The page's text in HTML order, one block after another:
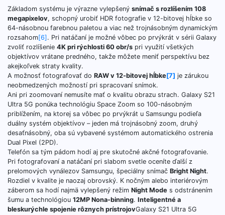
Základom systému je výrazne vylepšený snímač s rozlíšením 108
megapixelov, schopný urobiť HDR fotografie v 12-bitovej hĺbke so
64-násobnou farebnou paletou a viac než trojnásobným dynamickým
rozsahom[6] . Pri natáčaní je možné vôbec po prvýkrát v sérii Galaxy
zvoliť rozlíšenie 4K pri rýchlosti 60 obr/s pri využití všetkých
objektívov vrátane predného, ​​takže môžete meniť perspektívu bez
akejkoľvek straty kvality.
A možnosť fotografovať do RAW v 12-bitovej hĺbke[7] je zárukou
neobmedzených možností pri spracovaní snímok.
Ani pri zoomovaní nemusíte mať o kvalitu obrazu strach. Galaxy S21
Ultra 5G ponúka technológiu Space Zoom so 100-násobným
priblížením, na ktorej sa vôbec po prvýkrát u Samsungu podieľa
duálny systém objektívov – jeden má trojnásobný zoom, druhý
desaťnásobný, oba sú vybavené systémom automatického ostrenia
Dual Pixel (2PD).
Telefón sa tým pádom hodí aj pre skutočné akčné fotografovanie.
Pri fotografovaní a natáčaní pri slabom svetle oceníte ďalší z
prelomových vynálezov Samsungu, špeciálny snímač Bright Night.
Rozdiel v kvalite je naozaj obrovský. K nočným alebo interiérovým
záberom sa hodí najmä vylepšený režim Night Mode s odstránením
šumu a technológiou 12MP Nona-binning. Inteligentné a
bleskurýchle spojenie rôznych prístrojovGalaxy S21 Ultra 5G